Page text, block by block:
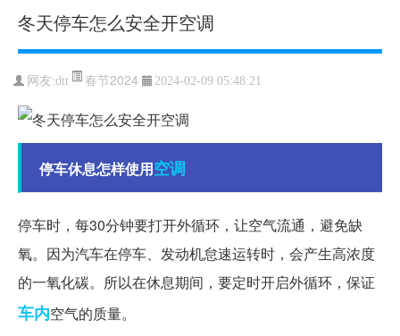
冬天停车怎么安全开空调
网友:dtt 春节2024 2024-02-09 05:48:21
停车休息怎样使用空调
停车时，每30分钟要打开外循环，让空气流通，避免缺
氧。因为汽车在停车、发动机怠速运转时，会产生高浓度
的一氧化碳。所以在休息期间，要定时开启外循环，保证
车内空气的质量。